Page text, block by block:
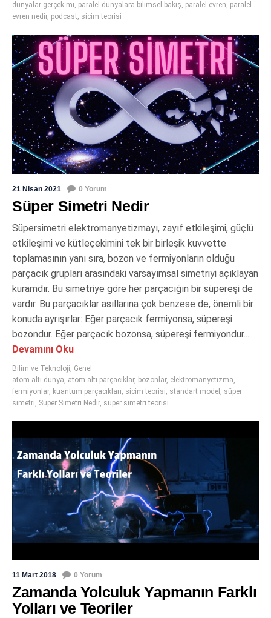
dünyalar gerçek mi, paralel dünyalara bilimsel bakış, paralel evren, paralel
evren nedir, podcast, sicim teorisi
21 Nisan 2021 0 Yorum
Süper Simetri Nedir
Süpersimetri elektromanyetizmayı, zayıf etkileşimi, güçlü
etkileşimi ve kütleçekimini tek bir birleşik kuvvette
toplamasının yanı sıra, bozon ve fermiyonların olduğu
parçacık grupları arasındaki varsayımsal simetriyi açıklayan
kuramdır. Bu simetriye göre her parçacığın bir süpereşi de
vardır. Bu parçacıklar asıllarına çok benzese de, önemli bir
konuda ayrışırlar: Eğer parçacık fermiyonsa, süpereşi
bozondur. Eğer parçacık bozonsa, süpereşi fermiyondur....
Devamını Oku
Bilim ve Teknoloji, Genel
atom altı dünya, atom altı parçacıklar, bozonlar, elektromanyetizma,
fermiyonlar, kuantum parçacıkları, sicim teorisi, standart model , süper
simetri, Süper Simetri Nedir, süper simetri teorisi
11 Mart 2018 0 Yorum
Zamanda Yolculuk Yapmanın Farklı
Yolları ve Teoriler